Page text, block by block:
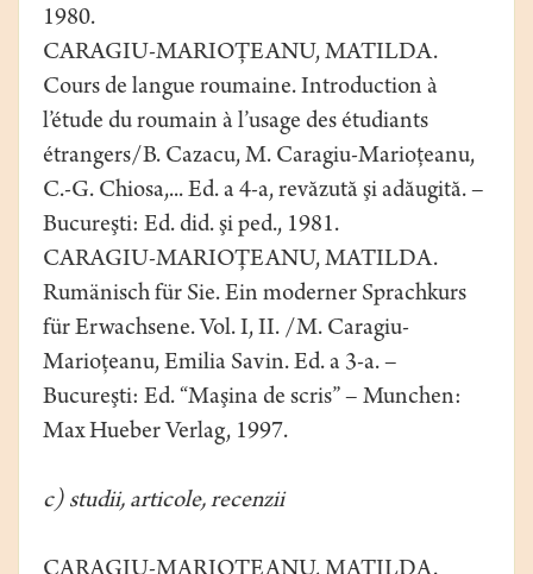
1980.
CARAGIU-MARIOŢEANU, MATILDA.
Cours de langue roumaine. Introduction à
l’étude du roumain à l’usage des étudiants
étrangers/B. Cazacu, M. Caragiu-Marioţeanu,
C.-G. Chiosa,... Ed. a 4-a, revăzută şi adăugită. –
Bucureşti: Ed. did. şi ped., 1981.
CARAGIU-MARIOŢEANU, MATILDA.
Rumänisch für Sie. Ein moderner Sprachkurs
für Erwachsene. Vol. I, II. /M. Caragiu-
Marioţeanu, Emilia Savin. Ed. a 3-a. –
Bucureşti: Ed. “Maşina de scris” – Munchen:
Max Hueber Verlag, 1997.
c) studii, articole, recenzii